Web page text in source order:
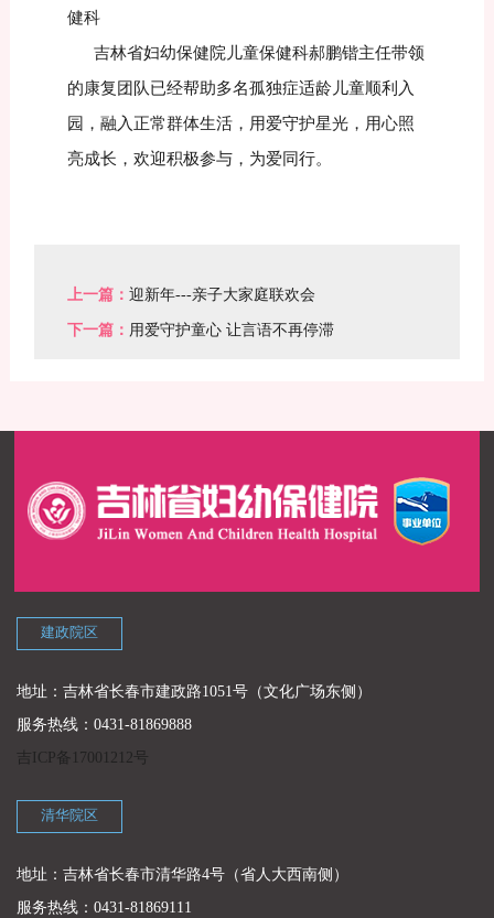
健科
吉林省妇幼保健院儿童保健科郝鹏锴主任带领
的康复团队已经帮助多名孤独症适龄儿童顺利入
园，融入正常群体生活，用爱守护星光，用心照
亮成长，欢迎积极参与，为爱同行。
上一篇： 迎新年---亲子大家庭联欢会
下一篇： 用爱守护童心 让言语不再停滞
建政院区
地址：吉林省长春市建政路1051号（文化广场东侧）
服务热线：0431-81869888
吉ICP备17001212号
清华院区
地址：吉林省长春市清华路4号（省人大西南侧）
服务热线：0431-81869111